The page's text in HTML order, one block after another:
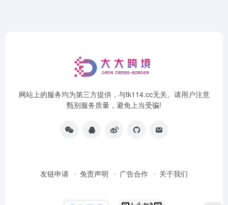
网站上的服务均为第三方提供，与tk114.cc无关。请用户注意
甄别服务质量，避免上当受骗!
友链申请 免责声明 广告合作 关于我们